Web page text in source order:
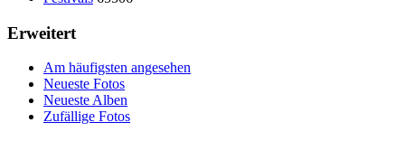
Erweitert
Am häufigsten angesehen
Neueste Fotos
Neueste Alben
Zufällige Fotos